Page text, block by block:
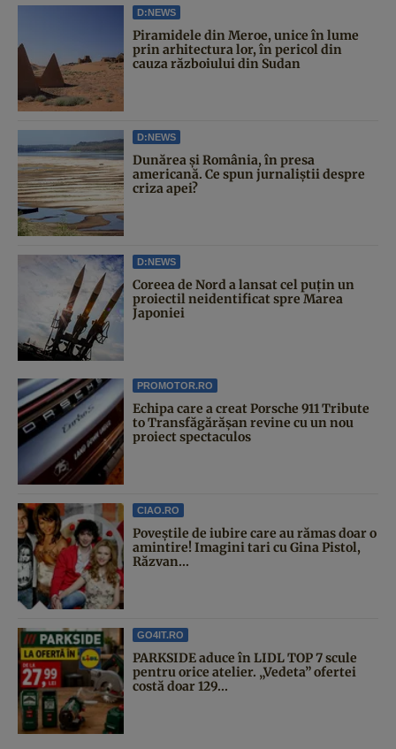
D:NEWS
Piramidele din Meroe, unice în lume
prin arhitectura lor, în pericol din
cauza războiului din Sudan
D:NEWS
Dunărea și România, în presa
americană. Ce spun jurnaliștii despre
criza apei?
D:NEWS
Coreea de Nord a lansat cel puțin un
proiectil neidentificat spre Marea
Japoniei
PROMOTOR.RO
Echipa care a creat Porsche 911 Tribute
to Transfăgărășan revine cu un nou
proiect spectaculos
CIAO.RO
Poveştile de iubire care au rămas doar o
amintire! Imagini tari cu Gina Pistol,
Răzvan...
GO4IT.RO
PARKSIDE aduce în LIDL TOP 7 scule
pentru orice atelier. „Vedeta” ofertei
costă doar 129...